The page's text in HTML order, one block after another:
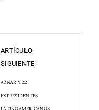
ARTÍCULO
SIGUIENTE
AZNAR Y 22
EXPRESIDENTES
LATINOAMERICANOS